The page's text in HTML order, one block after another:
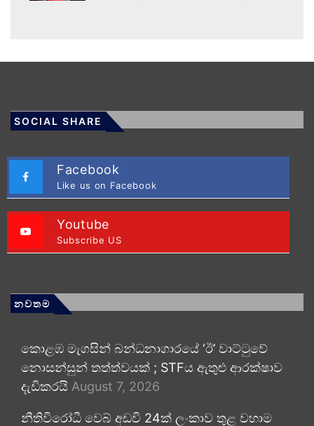
SOCIAL SHARE
Facebook
Like us on Facebook
Youtube
Subscribe US
නවතම
කොළඹ මැගසින් බන්ධනාගාරයේ ‘ඊ’ වාට්ටුවේ
නොසන්සුන් තත්ත්වයක් ; STFය ඇතුළු ආරක්ෂාව
දැඩිකරයි August 7, 2026
නීතිවිරෝධී වෙබ් අඩවි 24ක් ලංකාව තුළ වහාම